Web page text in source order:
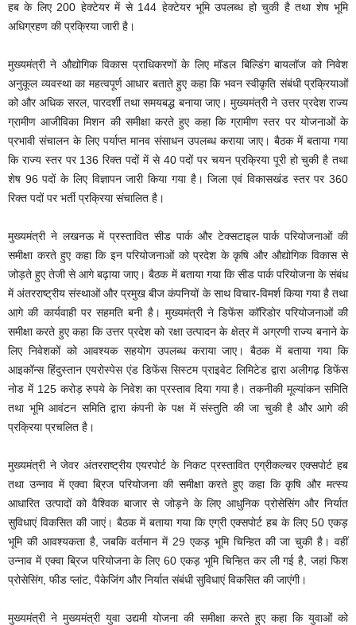
हब के लिए 200 हेक्टेयर में से 144 हेक्टेयर भूमि उपलब्ध हो चुकी है तथा शेष भूमि
अधिग्रहण की प्रक्रिया जारी है।
मुख्यमंत्री ने औद्योगिक विकास प्राधिकरणों के लिए मॉडल बिल्डिंग बायलॉज को निवेश
अनुकूल व्यवस्था का महत्वपूर्ण आधार बताते हुए कहा कि भवन स्वीकृति संबंधी प्रक्रियाओं
को और अधिक सरल, पारदर्शी तथा समयबद्ध बनाया जाए। मुख्यमंत्री ने उत्तर प्रदेश राज्य
ग्रामीण आजीविका मिशन की समीक्षा करते हुए कहा कि ग्रामीण स्तर पर योजनाओं के
प्रभावी संचालन के लिए पर्याप्त मानव संसाधन उपलब्ध कराया जाए। बैठक में बताया गया
कि राज्य स्तर पर 136 रिक्त पदों में से 40 पदों पर चयन प्रक्रिया पूरी हो चुकी है तथा
शेष 96 पदों के लिए विज्ञापन जारी किया गया है। जिला एवं विकासखंड स्तर पर 360
रिक्त पदों पर भर्ती प्रक्रिया संचालित है।
मुख्यमंत्री ने लखनऊ में प्रस्तावित सीड पार्क और टेक्सटाइल पार्क परियोजनाओं की
समीक्षा करते हुए कहा कि इन परियोजनाओं को प्रदेश के कृषि और औद्योगिक विकास से
जोड़ते हुए तेजी से आगे बढ़ाया जाए। बैठक में बताया गया कि सीड पार्क परियोजना के संबंध
में अंतरराष्ट्रीय संस्थाओं और प्रमुख बीज कंपनियों के साथ विचार-विमर्श किया गया है तथा
आगे की कार्यवाही पर सहमति बनी है। मुख्यमंत्री ने डिफेंस कॉरिडोर परियोजनाओं की
समीक्षा करते हुए कहा कि उत्तर प्रदेश को रक्षा उत्पादन के क्षेत्र में अग्रणी राज्य बनाने के
लिए निवेशकों को आवश्यक सहयोग उपलब्ध कराया जाए। बैठक में बताया गया कि
आइकॉन्स हिंदुस्तान एयरोस्पेस एंड डिफेंस सिस्टम प्राइवेट लिमिटेड द्वारा अलीगढ़ डिफेंस
नोड में 125 करोड़ रुपये के निवेश का प्रस्ताव दिया गया है। तकनीकी मूल्यांकन समिति
तथा भूमि आवंटन समिति द्वारा कंपनी के पक्ष में संस्तुति की जा चुकी है और आगे की
प्रक्रिया प्रचलित है।
मुख्यमंत्री ने जेवर अंतरराष्ट्रीय एयरपोर्ट के निकट प्रस्तावित एग्रीकल्चर एक्सपोर्ट हब
तथा उन्नाव में एक्वा ब्रिज परियोजना की समीक्षा करते हुए कहा कि कृषि और मत्स्य
आधारित उत्पादों को वैश्विक बाजार से जोड़ने के लिए आधुनिक प्रोसेसिंग और निर्यात
सुविधाएं विकसित की जाएं। बैठक में बताया गया कि एग्री एक्सपोर्ट हब के लिए 50 एकड़
भूमि की आवश्यकता है, जबकि वर्तमान में 29 एकड़ भूमि चिन्हित की जा चुकी है। वहीं
उन्नाव में एक्वा ब्रिज परियोजना के लिए 60 एकड़ भूमि चिन्हित कर ली गई है, जहां फिश
प्रोसेसिंग, फीड प्लांट, पैकेजिंग और निर्यात संबंधी सुविधाएं विकसित की जाएंगी।
मुख्यमंत्री ने मुख्यमंत्री युवा उद्यमी योजना की समीक्षा करते हुए कहा कि युवाओं को